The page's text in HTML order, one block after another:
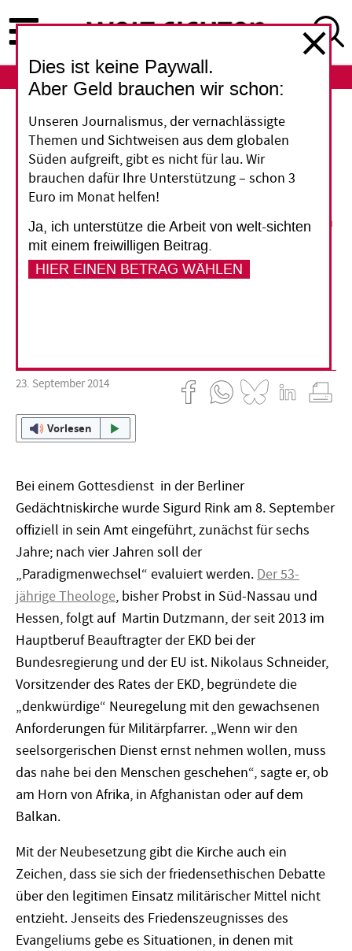
zum
Inhalt
ABO
Der neue Militärbischof der EKD tritt
an
Es ist ein Vollzeitjob und kein Nebenamt. Ein
Militärbischof hat in diesen unruhigen
Krisenzeiten mit einer international engagierten
Bundeswehr mehr als genug zu tun. Das hat die
Evangelische Kirche (EKD) nun anerkannt und
23. September 2014
Vorlesen
Bei einem Gottesdienst in der Berliner
Gedächtniskirche wurde Sigurd Rink am 8. September
offiziell in sein Amt eingeführt, zunächst für sechs
Jahre; nach vier Jahren soll der
„Paradigmenwechsel“ evaluiert werden. Der 53-
jährige Theologe, bisher Probst in Süd-Nassau und
Hessen, folgt auf Martin Dutzmann, der seit 2013 im
Hauptberuf Beauftragter der EKD bei der
Bundesregierung und der EU ist. Nikolaus Schneider,
Vorsitzender des Rates der EKD, begründete die
„denkwürdige“ Neuregelung mit den gewachsenen
Anforderungen für Militärpfarrer. „Wenn wir den
seelsorgerischen Dienst ernst nehmen wollen, muss
das nahe bei den Menschen geschehen“, sagte er, ob
am Horn von Afrika, in Afghanistan oder auf dem
Balkan.
Mit der Neubesetzung gibt die Kirche auch ein
Zeichen, dass sie sich der friedensethischen Debatte
über den legitimen Einsatz militärischer Mittel nicht
entzieht. Jenseits des Friedenszeugnisses des
Evangeliums gebe es Situationen, in denen mit
Dies ist keine Paywall.
Aber Geld brauchen wir schon:
Unseren Journalismus, der vernachlässigte
Themen und Sichtweisen aus dem globalen
Süden aufgreift, gibt es nicht für lau. Wir
brauchen dafür Ihre Unterstützung – schon 3
Euro im Monat helfen!
Ja, ich unterstütze die Arbeit von welt-sichten
mit einem freiwilligen Beitrag.
HIER EINEN BETRAG WÄHLEN